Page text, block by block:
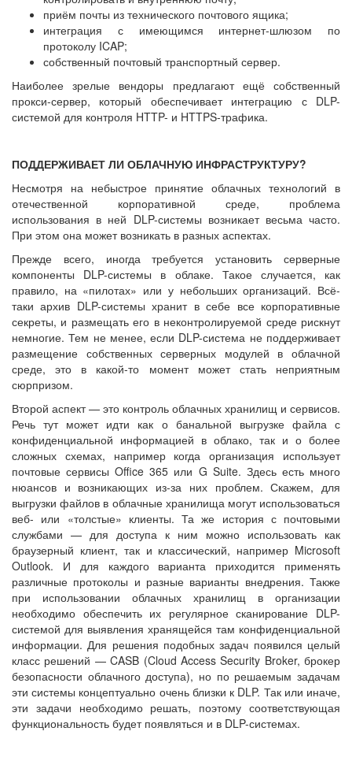
приём почты из технического почтового ящика;
интеграция с имеющимся интернет-шлюзом по
протоколу ICAP;
собственный почтовый транспортный сервер.
Наиболее зрелые вендоры предлагают ещё собственный
прокси-сервер, который обеспечивает интеграцию с DLP-
системой для контроля HTTP- и HTTPS-трафика.
ПОДДЕРЖИВАЕТ ЛИ ОБЛАЧНУЮ ИНФРАСТРУКТУРУ?
Несмотря на небыстрое принятие облачных технологий в
отечественной корпоративной среде, проблема
использования в ней DLP-системы возникает весьма часто.
При этом она может возникать в разных аспектах.
Прежде всего, иногда требуется установить серверные
компоненты DLP-системы в облаке. Такое случается, как
правило, на «пилотах» или у небольших организаций. Всё-
таки архив DLP-системы хранит в себе все корпоративные
секреты, и размещать его в неконтролируемой среде рискнут
немногие. Тем не менее, если DLP-система не поддерживает
размещение собственных серверных модулей в облачной
среде, это в какой-то момент может стать неприятным
сюрпризом.
Второй аспект — это контроль облачных хранилищ и сервисов.
Речь тут может идти как о банальной выгрузке файла с
конфиденциальной информацией в облако, так и о более
сложных схемах, например когда организация использует
почтовые сервисы Office 365 или G Suite. Здесь есть много
нюансов и возникающих из-за них проблем. Скажем, для
выгрузки файлов в облачные хранилища могут использоваться
веб- или «толстые» клиенты. Та же история с почтовыми
службами — для доступа к ним можно использовать как
браузерный клиент, так и классический, например Microsoft
Outlook. И для каждого варианта приходится применять
различные протоколы и разные варианты внедрения. Также
при использовании облачных хранилищ в организации
необходимо обеспечить их регулярное сканирование DLP-
системой для выявления хранящейся там конфиденциальной
информации. Для решения подобных задач появился целый
класс решений — CASB (Cloud Access Security Broker, брокер
безопасности облачного доступа), но по решаемым задачам
эти системы концептуально очень близки к DLP. Так или иначе,
эти задачи необходимо решать, поэтому соответствующая
функциональность будет появляться и в DLP-системах.